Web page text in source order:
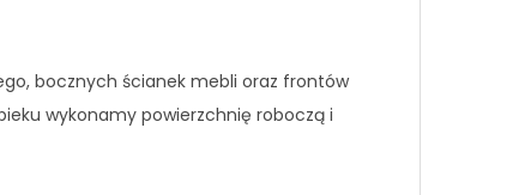
bocznych ścianek mebli oraz frontów
wykonamy powierzchnię roboczą i